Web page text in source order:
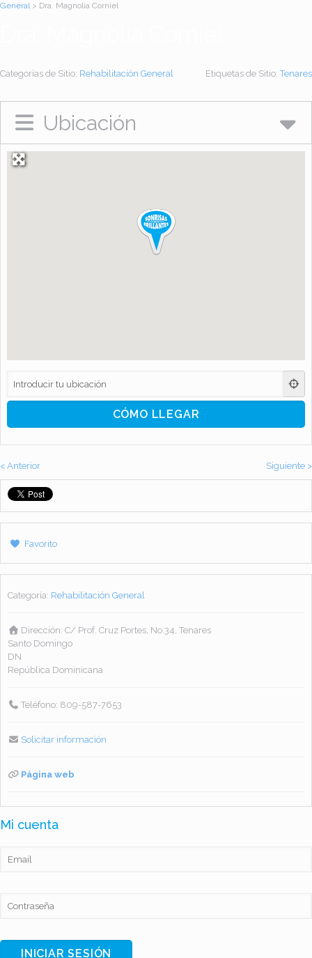
General> Dra. Magnolia Corniel
Categorías de Sitio: Rehabilitación General Etiquetas de Sitio:Tenares
Ubicación
< Anterior Siguiente >
Favorito
Categoría: Rehabilitación General
Dirección:C/ Prof. Cruz Portes, No.34, Tenares
Santo Domingo
DN
República Dominicana
Teléfono: 809-587-7653
Solicitar información
Página web
Mi cuenta